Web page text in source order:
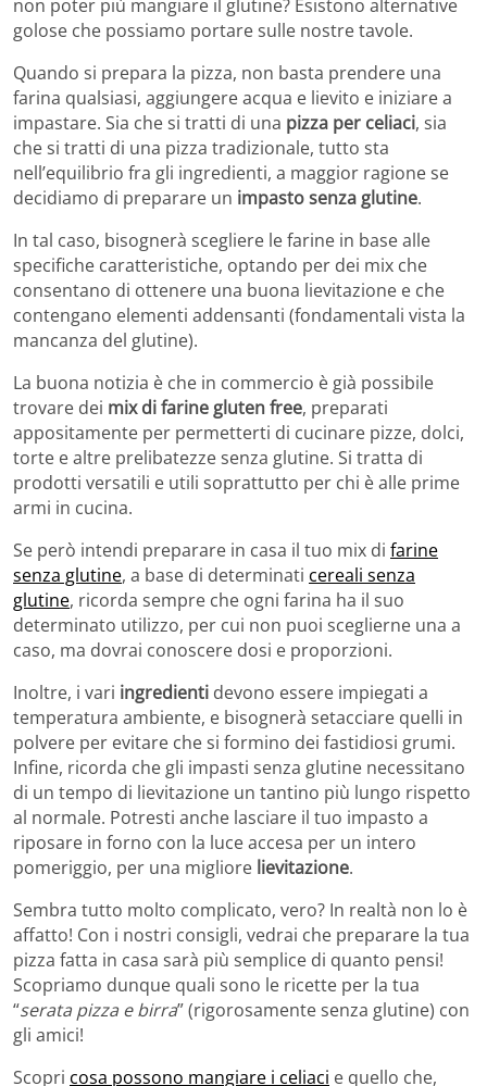
non poter più mangiare il glutine? Esistono alternative
golose che possiamo portare sulle nostre tavole.
Quando si prepara la pizza, non basta prendere una
farina qualsiasi, aggiungere acqua e lievito e iniziare a
impastare. Sia che si tratti di una pizza per celiaci, sia
che si tratti di una pizza tradizionale, tutto sta
nell’equilibrio fra gli ingredienti, a maggior ragione se
decidiamo di preparare un impasto senza glutine.
In tal caso, bisognerà scegliere le farine in base alle
specifiche caratteristiche, optando per dei mix che
consentano di ottenere una buona lievitazione e che
contengano elementi addensanti (fondamentali vista la
mancanza del glutine).
La buona notizia è che in commercio è già possibile
trovare dei mix di farine gluten free, preparati
appositamente per permetterti di cucinare pizze, dolci,
torte e altre prelibatezze senza glutine. Si tratta di
prodotti versatili e utili soprattutto per chi è alle prime
armi in cucina.
Se però intendi preparare in casa il tuo mix di farine
senza glutine, a base di determinati cereali senza
glutine, ricorda sempre che ogni farina ha il suo
determinato utilizzo, per cui non puoi sceglierne una a
caso, ma dovrai conoscere dosi e proporzioni.
Inoltre, i vari ingredienti devono essere impiegati a
temperatura ambiente, e bisognerà setacciare quelli in
polvere per evitare che si formino dei fastidiosi grumi.
Infine, ricorda che gli impasti senza glutine necessitano
di un tempo di lievitazione un tantino più lungo rispetto
al normale. Potresti anche lasciare il tuo impasto a
riposare in forno con la luce accesa per un intero
pomeriggio, per una migliore lievitazione.
Sembra tutto molto complicato, vero? In realtà non lo è
affatto! Con i nostri consigli, vedrai che preparare la tua
pizza fatta in casa sarà più semplice di quanto pensi!
Scopriamo dunque quali sono le ricette per la tua
“serata pizza e birra” (rigorosamente senza glutine) con
gli amici!
Scopri cosa possono mangiare i celiaci e quello che,